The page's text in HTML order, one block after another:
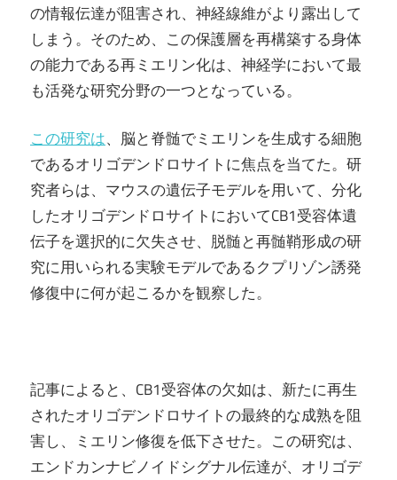
の情報伝達が阻害され、神経線維がより露出して
しまう。そのため、この保護層を再構築する身体
の能力である再ミエリン化は、神経学において最
も活発な研究分野の一つとなっている。
この研究は、脳と脊髄でミエリンを生成する細胞
であるオリゴデンドロサイトに焦点を当てた。研
究者らは、マウスの遺伝子モデルを用いて、分化
したオリゴデンドロサイトにおいてCB1受容体遺
伝子を選択的に欠失させ、脱髄と再髄鞘形成の研
究に用いられる実験モデルであるクプリゾン誘発
修復中に何が起こるかを観察した。
記事によると、CB1受容体の欠如は、新たに再生
されたオリゴデンドロサイトの最終的な成熟を阻
害し、ミエリン修復を低下させた。この研究は、
エンドカンナビノイドシグナル伝達が、オリゴデ